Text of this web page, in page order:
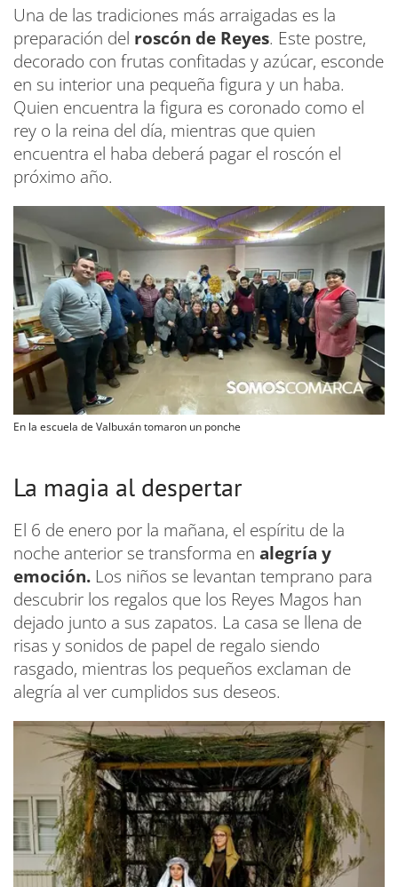
Una de las tradiciones más arraigadas es la
preparación del roscón de Reyes. Este postre,
decorado con frutas confitadas y azúcar, esconde
en su interior una pequeña figura y un haba.
Quien encuentra la figura es coronado como el
rey o la reina del día, mientras que quien
encuentra el haba deberá pagar el roscón el
próximo año.
En la escuela de Valbuxán tomaron un ponche
La magia al despertar
El 6 de enero por la mañana, el espíritu de la
noche anterior se transforma en alegría y
emoción. Los niños se levantan temprano para
descubrir los regalos que los Reyes Magos han
dejado junto a sus zapatos. La casa se llena de
risas y sonidos de papel de regalo siendo
rasgado, mientras los pequeños exclaman de
alegría al ver cumplidos sus deseos.